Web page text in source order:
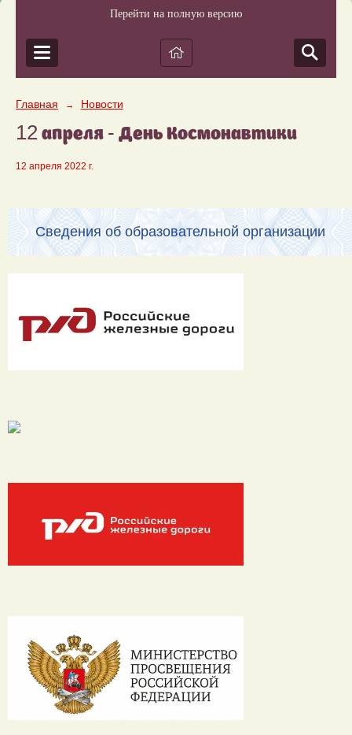
Перейти на полную версию
Главная → Новости
12 апреля - День Космонавтики
12 апреля 2022 г.
Сведения об образовательной организации